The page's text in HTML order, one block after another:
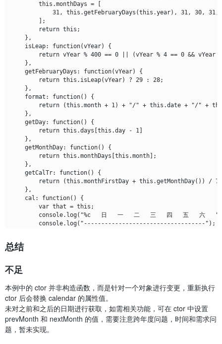
        this.monthDays = [
31, this.getFebruaryDays(this.year), 31, 30,
        ];
        return this;
    },
    isLeap: function(vYear) {
return vYear % 400 == 0 || (vYear % 4 == 0 && vYear
    },
    getFebruaryDays: function(vYear) {
        return this.isLeap(vYear) ? 29 : 28;
    },
    format: function() {
return (this.month + 1) + "/" + this.date + "/" +
    },
    getDay: function() {
        return this.days[this.day - 1]
    },
    getMonthDay: function() {
        return this.monthDays[this.month];
    },
    getCalTr: function() {
        return (this.monthFirstDay + this.getMonthDay()) / 7;
    },
    cal: function() {
        var that = this;
console.log("%c   日   一   二   三   四   五   六
        console.log("-----------------------------------");
            var temp = "";
            for (var j = 0; j < 7; j++) {
                if (tempData < 1) {
                    temp = temp + "prev ";
                    temp = temp + " next";
                } else {
                    if (tempData > 9) {
                        temp = temp + "  " + tempData + " ";
                    } else {
                        temp = temp + "   " + tempData + " ";
总结
不足
本例中的 ctor 并非构造函数，而是针对一个对象进行变更，重新执行
ctor 后会替换 calendar 的属性值。
未对之前和之后的日期进行获取，如需相关功能，可在 ctor 中设置
prevMonth 和 nextMonth 的值，需要注意跨年度问题，时间和需求问
题，暂未实现。